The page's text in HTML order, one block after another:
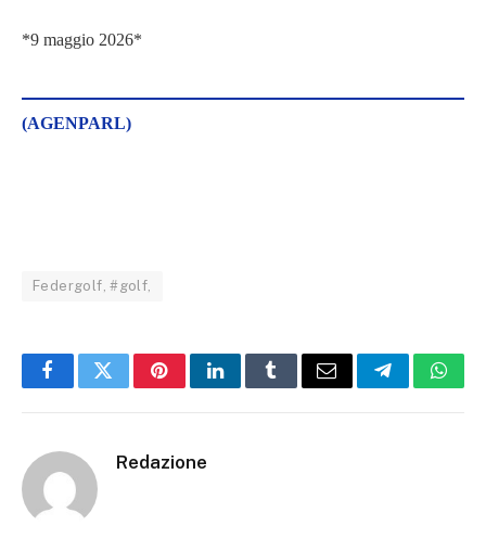
*9 maggio 2026*
(AGENPARL)
Federgolf, #golf,
FacebookTwitterPinterestLinkedInTumblrEmail Telegram
Redazione